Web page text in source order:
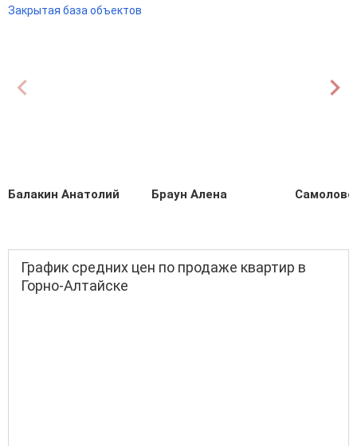
Закрытая база объектов
Балакин Анатолий Браун Алена
График средних цен по продаже квартир в
Горно-Алтайске